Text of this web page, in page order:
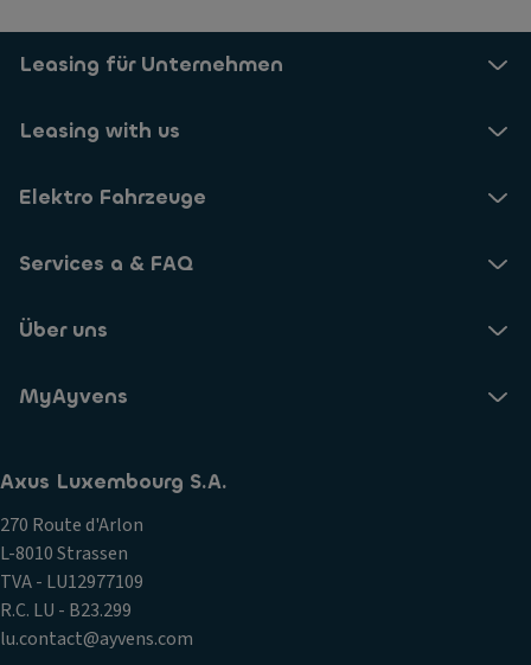
Leasing für Unternehmen
Leasing with us
Elektro Fahrzeuge
Services a & FAQ
Über uns
MyAyvens
Axus Luxembourg S.A.
270 Route d'Arlon
L-8010 Strassen
TVA - LU12977109
R.C. LU - B23.299
lu.contact@ayvens.com